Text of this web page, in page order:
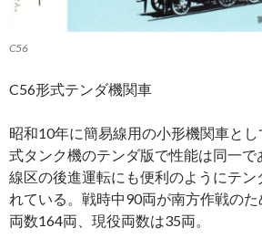
C56
C56形式テンダ機関車
昭和10年に簡易線用の小形機関車と
式タンク機のテンダ版で性能は同一で
線区の後進運転にも便利のようにテン
れている。戦時中90両が南方作戦の
両数164両、現役両数は35両。